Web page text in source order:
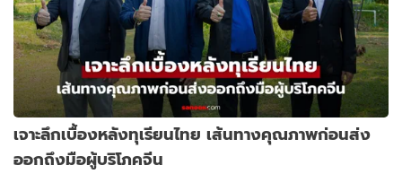
เจาะลึกเบื้องหลังทุเรียนไทย เส้นทางคุณภาพก่อนส่ง
ออกถึงมือผู้บริโภคจีน